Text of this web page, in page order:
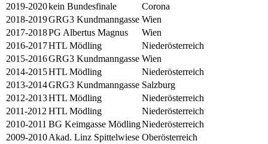
2019-2020kein Bundesfinale
Corona
2018-2019GRG3 Kundmanngasse Wien
2017-2018PG Albertus Magnus
Wien
2016-2017HTL Mödling
Niederösterreich
2015-2016GRG3 Kundmanngasse Wien
2014-2015HTL Mödling
Niederösterreich
2013-2014GRG3 Kundmanngasse Salzburg
2012-2013HTL Mödling
Niederösterreich
2011-2012 HTL Mödling
Niederösterreich
2010-2011 BG Keimgasse MödlingNiederösterreich
2009-2010Akad. Linz Spittelwiese Oberösterreich